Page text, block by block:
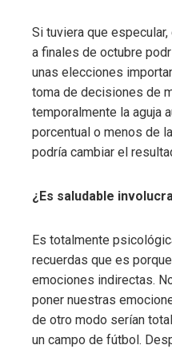
Si tuviera que
a finales de octubre
unas elecciones
toma de decisiones de
temporalmente la aguja
porcentual o menos de
podría cambiar el
¿Es saludable
Es totalmente
recuerdas que es
emociones indirectas.
poner nuestras
de otro modo serían
un campo de fútbol.